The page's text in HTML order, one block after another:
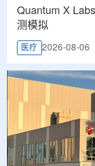
Quantum X
测模拟
医疗 2026-08-06